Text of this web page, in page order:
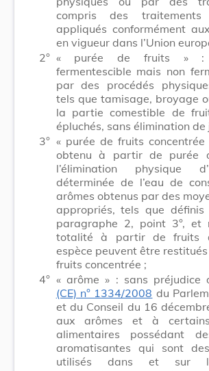
compris des traitements
appliqués conformément
en vigueur dans l’Union
2° « purée de fruits » :
fermentescible mais non
par des procédés
tels que tamisage, broyage
la partie comestible de
épluchés, sans élimination de
3° « purée de fruits
obtenu à partir de purée
l’élimination physique
déterminée de l’eau de
arômes obtenus par des
appropriés, tels que définis
paragraphe 2, point 3°, et
totalité à partir de fruits
espèce peuvent être
fruits concentrée ;
4° « arôme » : sans préjudice
(CE) n° 1334/2008 du
et du Conseil du 16
aux arômes et à
alimentaires possédant
aromatisantes qui sont
utilisés dans et sur